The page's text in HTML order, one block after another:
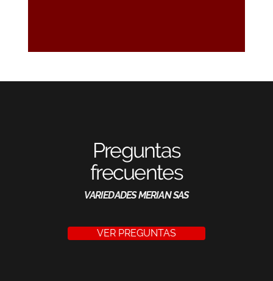
Preguntas
frecuentes
VARIEDADES MERIAN SAS
VER PREGUNTAS